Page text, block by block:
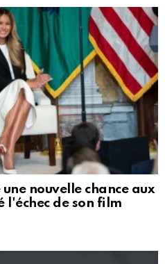
nouvelle chance aux
l'échec de son film